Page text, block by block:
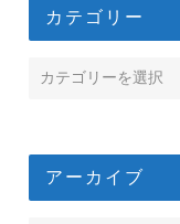
カテゴリー
アーカイブ